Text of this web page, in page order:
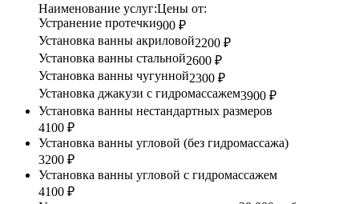
Наименование услуг:Цены от:
Устранение протечки900 ₽
Установка ванны акриловой2200 ₽
Установка ванны стальной2600 ₽
Установка ванны чугунной2300 ₽
Установка джакузи с гидромассажем3900 ₽
Установка ванны нестандартных размеров
4100 ₽
Установка ванны угловой (без гидромассажа)
3200 ₽
Установка ванны угловой с гидромассажем
4100 ₽